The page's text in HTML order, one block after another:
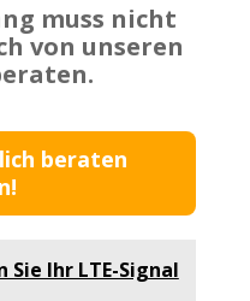
muss nicht
von unseren
beraten
Sie Ihr LTE-Signal